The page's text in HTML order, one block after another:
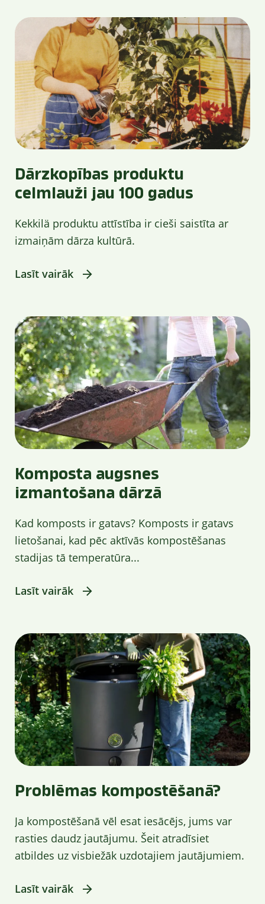
Dārzkopības produktu
celmlauži jau 100 gadus
Kekkilä produktu attīstība ir cieši saistīta ar
izmaiņām dārza kultūrā.
Lasīt vairāk
Komposta augsnes
izmantošana dārzā
Kad komposts ir gatavs? Komposts ir gatavs
lietošanai, kad pēc aktīvās kompostēšanas
stadijas tā temperatūra...
Lasīt vairāk
Problēmas kompostēšanā?
Ja kompostēšanā vēl esat iesācējs, jums var
rasties daudz jautājumu. Šeit atradīsiet
atbildes uz visbiežāk uzdotajiem jautājumiem.
Lasīt vairāk